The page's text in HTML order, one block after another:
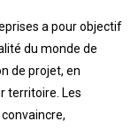
a pour objectif
du monde de
de projet, en
territoire. Les